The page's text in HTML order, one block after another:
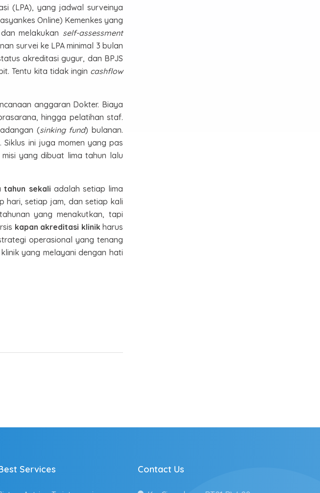
(LPA), yang jadwal surveinya
Online) Kemenkes yang
melakukan self-assessment
survei ke LPA minimal 3 bulan
akreditasi gugur, dan BPJS
Tentu kita tidak ingin cashflow
anggaran Dokter. Biaya
hingga pelatihan staf.
(sinking fund) bulanan.
ini juga momen yang pas
yang dibuat lima tahun lalu
tahun sekali adalah setiap lima
hari, setiap jam, dan setiap kali
yang menakutkan, tapi
kapan akreditasi klinik harus
operasional yang tenang
yang melayani dengan hati
Services Contact Us